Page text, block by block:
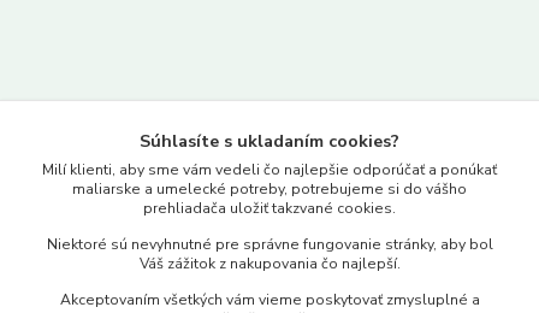
www.merkantil.sk
Pondelok-Piatok: 9.00-17.00hod.
objednavky@merkantil-obchod.sk
Súhlasíte s ukladaním cookies?
Milí klienti, aby sme vám vedeli čo najlepšie odporúčať a ponúkať
maliarske a umelecké potreby, potrebujeme si do vášho
prehliadača uložiť takzvané cookies.
Niektoré sú nevyhnutné pre správne fungovanie stránky, aby bol
Váš zážitok z nakupovania čo najlepší.
Akceptovaním všetkých vám vieme poskytovať zmysluplné a